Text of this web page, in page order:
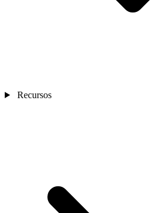
Recursos